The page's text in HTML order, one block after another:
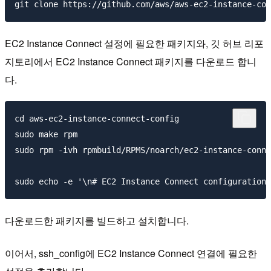
EC2 Instance Connect 설정에 필요한 패키지와, 깃 허브 리포
지토리에서 EC2 Instance Connect 패키지를 다운로드 합니
다.
cd aws-ec2-instance-connect-config
sudo make rpm
sudo rpm -ivh rpmbuild/RPMS/noarch/ec2-instance-
다운로드한 패키지를 빌드하고 설치합니다.
이어서, ssh_config에 EC2 Instance Connect 연결에 필요한